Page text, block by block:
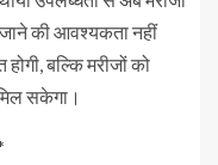
जाने की आवश्यकता नहीं
बल्कि मरीजों को
सकेगा।